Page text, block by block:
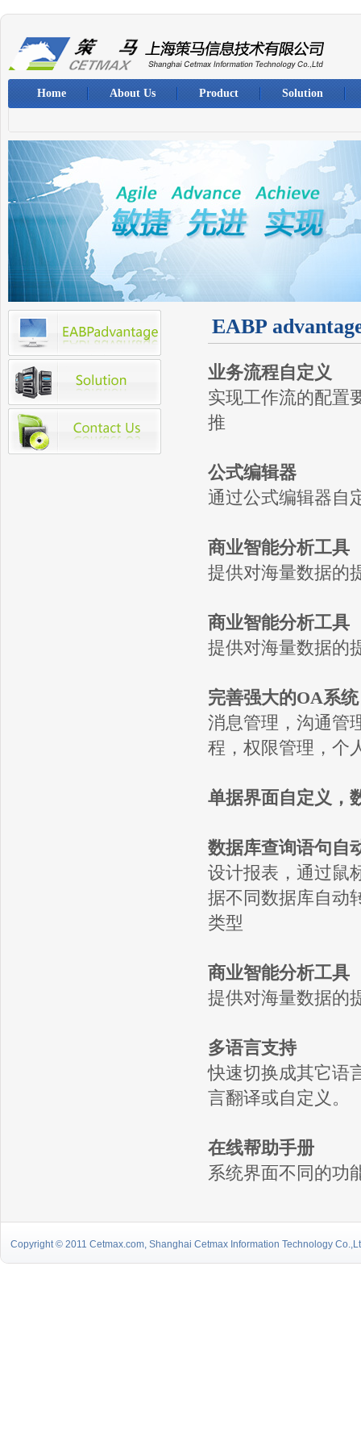
Home About Us Product Solution
EABP
业务流程自定义
实现工作流的配置
推
公式编辑器
通过公式编辑器自
商业智能分析工具
提供对海量数据的
商业智能分析工具
提供对海量数据的
完善强大的OA系统
消息管理，沟通管
程，权限管理，个
单据界面自定义，
数据库查询语句自
设计报表，通过鼠
据不同数据库自动
类型
商业智能分析工具
提供对海量数据的
多语言支持
快速切换成其它语
言翻译或自定义。
在线帮助手册
系统界面不同的功
Copyright © 2011 Cetmax.com, Shanghai Cetmax Information Technology